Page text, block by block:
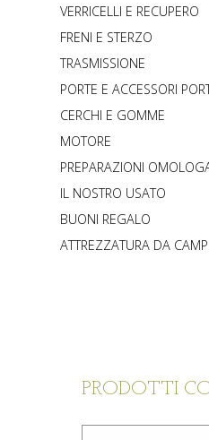
VERRICELLI E RECUPERO
FRENI E STERZO
TRASMISSIONE
PORTE E ACCESSORI
CERCHI E GOMME
MOTORE
PREPARAZIONI
IL NOSTRO USATO
BUONI REGALO
ATTREZZATURA DA
PRODOTTI